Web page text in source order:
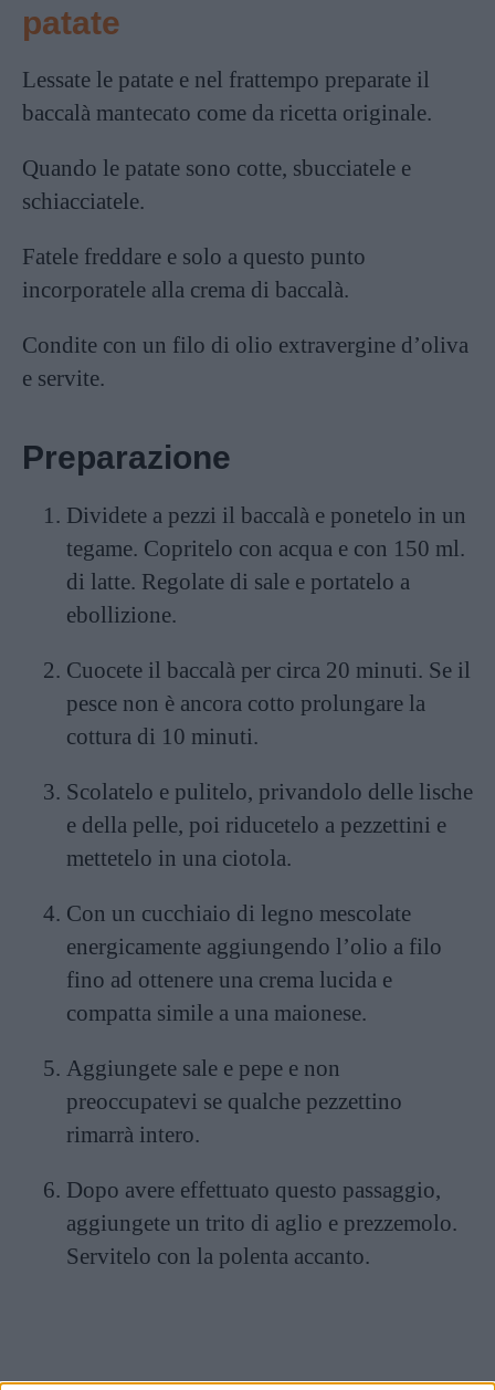
patate
Lessate le patate e nel frattempo preparate il
baccalà mantecato come da ricetta originale.
Quando le patate sono cotte, sbucciatele e
schiacciatele.
Fatele freddare e solo a questo punto
incorporatele alla crema di baccalà.
Condite con un filo di olio extravergine d’oliva
e servite.
Preparazione
Dividete a pezzi il baccalà e ponetelo in un
tegame. Copritelo con acqua e con 150 ml.
di latte. Regolate di sale e portatelo a
ebollizione.
Cuocete il baccalà per circa 20 minuti. Se il
pesce non è ancora cotto prolungare la
cottura di 10 minuti.
Scolatelo e pulitelo, privandolo delle lische
e della pelle, poi riducetelo a pezzettini e
mettetelo in una ciotola.
Con un cucchiaio di legno mescolate
energicamente aggiungendo l’olio a filo
fino ad ottenere una crema lucida e
compatta simile a una maionese.
Aggiungete sale e pepe e non
preoccupatevi se qualche pezzettino
rimarrà intero.
Dopo avere effettuato questo passaggio,
aggiungete un trito di aglio e prezzemolo.
Servitelo con la polenta accanto.